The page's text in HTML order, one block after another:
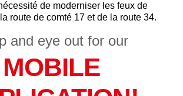
de moderniser les feux de
route de comté 17 et de la route 34.
and eye out for our
MOBILE